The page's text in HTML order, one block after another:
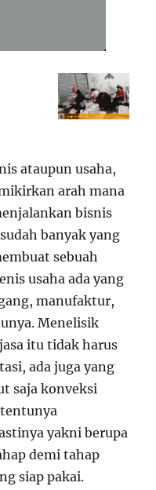
ataupun usaha,
arah mana
bisnis
banyak yang
sebuah
usaha ada yang
manufaktur,
Menelisik
itu tidak harus
ada juga yang
saja konveksi
yakni berupa
demi tahap
siap pakai.